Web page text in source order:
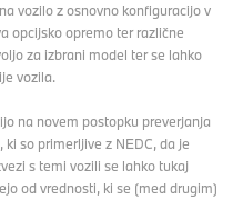
vozilo z osnovno konfiguracijo v
opcijsko opremo ter različne
za izbrani model ter se lahko
vozila.
na novem postopku preverjanja
so primerljive z NEDC, da je
s temi vozili se lahko tukaj
od vrednosti, ki se (med drugim)